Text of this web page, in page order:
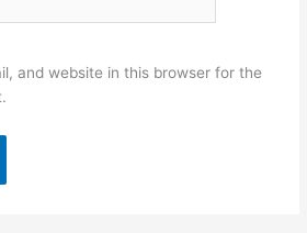
and website in this browser for the